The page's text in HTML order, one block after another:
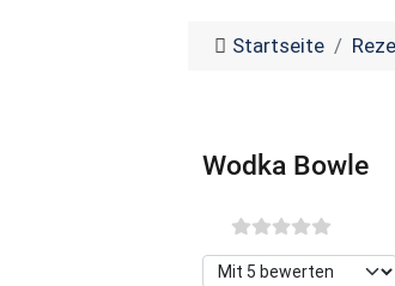
Startseite
Wodka Bowle
Bitte bewerten